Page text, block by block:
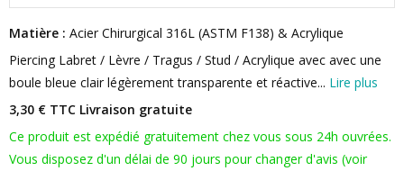
Matière : Acier Chirurgical 316L (ASTM F138) & Acrylique
Piercing Labret / Lèvre / Tragus / Stud / Acrylique avec avec une
boule bleue clair légèrement transparente et réactive... Lire plus
3,30 € TTC Livraison gratuite
Ce produit est expédié gratuitement chez vous sous 24h ouvrées.
Vous disposez d'un délai de 90 jours pour changer d'avis (voir